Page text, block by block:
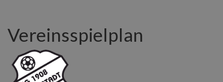
Vereinsspielplan